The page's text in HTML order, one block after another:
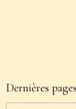
Dernières